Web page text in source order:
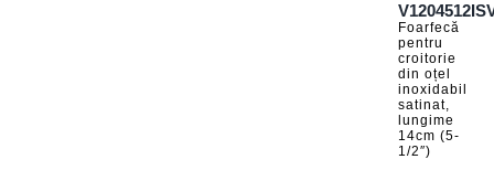
Foarfecă
pentru
croitorie
din oțel
inoxidabil
satinat,
lungime
14cm (5-
1/2″)